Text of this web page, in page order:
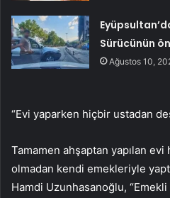
Sürücünün
Ağustos 10,
“Evi yaparken hiçbir ustadan
Tamamen ahşaptan yapılan evi
olmadan kendi emekleriyle
Hamdi Uzunhasanoğlu,